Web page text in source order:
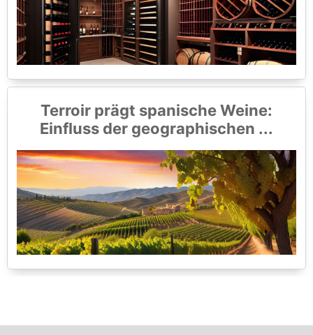
Terroir prägt spanische Weine:
Einfluss der geographischen ...